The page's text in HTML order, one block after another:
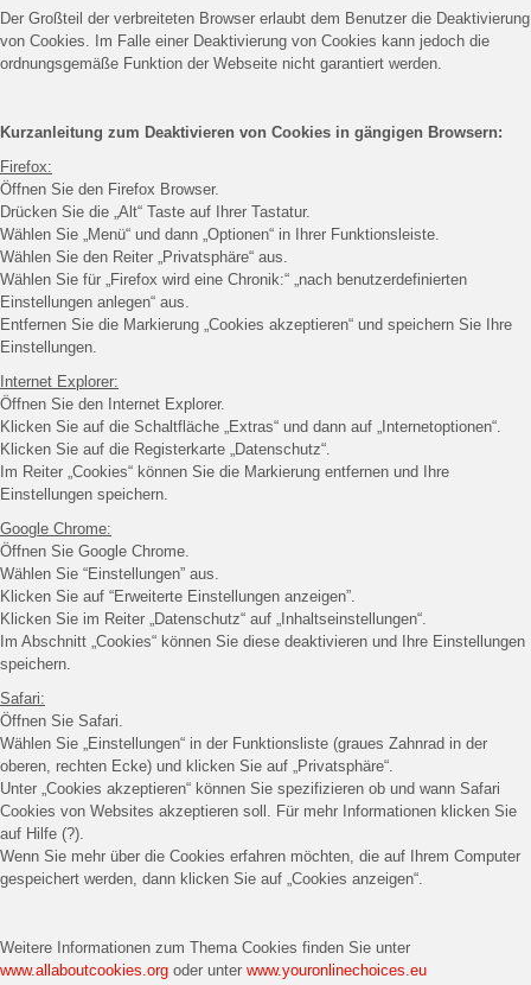
Der Großteil der verbreiteten Browser erlaubt dem Benutzer die Deaktivierung
von Cookies. Im Falle einer Deaktivierung von Cookies kann jedoch die
ordnungsgemäße Funktion der Webseite nicht garantiert werden.
Kurzanleitung zum Deaktivieren von Cookies in gängigen Browsern:
Firefox:
Öffnen Sie den Firefox Browser.
Drücken Sie die „Alt“ Taste auf Ihrer Tastatur.
Wählen Sie „Menü“ und dann „Optionen“ in Ihrer Funktionsleiste.
Wählen Sie den Reiter „Privatsphäre“ aus.
Wählen Sie für „Firefox wird eine Chronik:“ „nach benutzerdefinierten
Einstellungen anlegen“ aus.
Entfernen Sie die Markierung „Cookies akzeptieren“ und speichern Sie Ihre
Einstellungen.
Internet Explorer:
Öffnen Sie den Internet Explorer.
Klicken Sie auf die Schaltfläche „Extras“ und dann auf „Internetoptionen“.
Klicken Sie auf die Registerkarte „Datenschutz“.
Im Reiter „Cookies“ können Sie die Markierung entfernen und Ihre
Einstellungen speichern.
Google Chrome:
Öffnen Sie Google Chrome.
Wählen Sie “Einstellungen” aus.
Klicken Sie auf “Erweiterte Einstellungen anzeigen”.
Klicken Sie im Reiter „Datenschutz“ auf „Inhaltseinstellungen“.
Im Abschnitt „Cookies“ können Sie diese deaktivieren und Ihre Einstellungen
speichern.
Safari:
Öffnen Sie Safari.
Wählen Sie „Einstellungen“ in der Funktionsliste (graues Zahnrad in der
oberen, rechten Ecke) und klicken Sie auf „Privatsphäre“.
Unter „Cookies akzeptieren“ können Sie spezifizieren ob und wann Safari
Cookies von Websites akzeptieren soll. Für mehr Informationen klicken Sie
auf Hilfe (?).
Wenn Sie mehr über die Cookies erfahren möchten, die auf Ihrem Computer
gespeichert werden, dann klicken Sie auf „Cookies anzeigen“.
Weitere Informationen zum Thema Cookies finden Sie unter
www.allaboutcookies.org oder unter www.youronlinechoices.eu